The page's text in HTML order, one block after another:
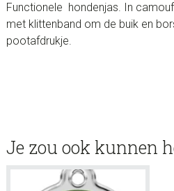
Functionele hondenjas. In
met klittenband om de buik en
pootafdrukje.
Je zou ook kunnen